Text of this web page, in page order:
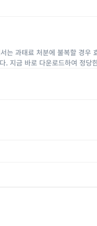
는 과태료 처분에 불복할 경우
. 지금 바로 다운로드하여 정당